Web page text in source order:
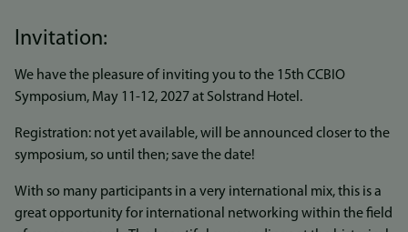
Invitation:
We have the pleasure of inviting you to the 15th CCBIO
Symposium, May 11-12, 2027 at Solstrand Hotel.
Registration: not yet available, will be announced closer to the
symposium, so until then; save the date!
With so many participants in a very international mix, this is a
great opportunity for international networking within the field